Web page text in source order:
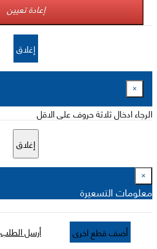
إعادة تعيين
إغلاق
×
الرجاء ادخال ثلاثة حروف على الاقل
إغلاق
×
معلومات التسعيرة
أضف قطع اخرى أرسل الطلب